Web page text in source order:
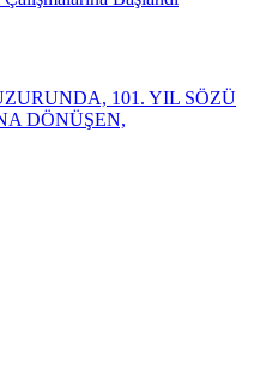
101. YIL SÖZÜ
DÖNÜŞEN,